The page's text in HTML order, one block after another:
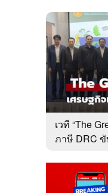
เวที “The
ภาษี DRC ขั